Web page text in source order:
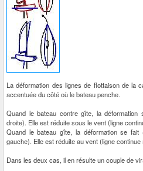
La déformation des lignes de flottaison de la
accentuée du côté où le bateau penche.
Quand le bateau contre gîte, la
droite). Elle est réduite sous le vent (ligne
Quand le bateau gîte, la déformation se
gauche). Elle est réduite au vent (ligne
Dans les deux cas, il en résulte un couple de